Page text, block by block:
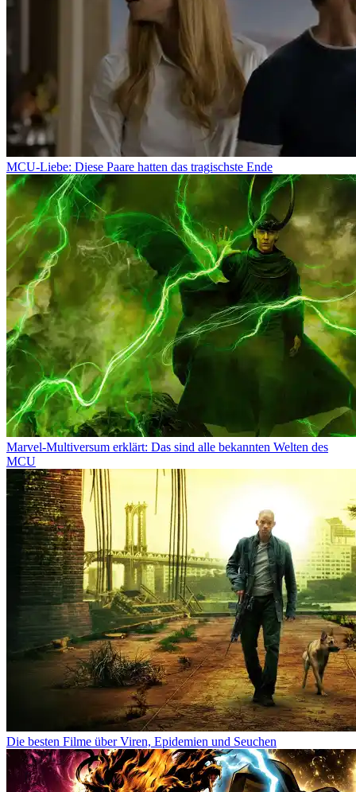
MCU-Liebe: Diese Paare hatten das tragischste Ende
Marvel-Multiversum erklärt: Das sind alle bekannten Welten des
MCU
Die besten Filme über Viren, Epidemien und Seuchen